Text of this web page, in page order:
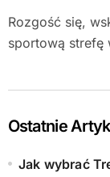
Rozgość się,
sportową strefę
Ostatnie
Jak wybrać